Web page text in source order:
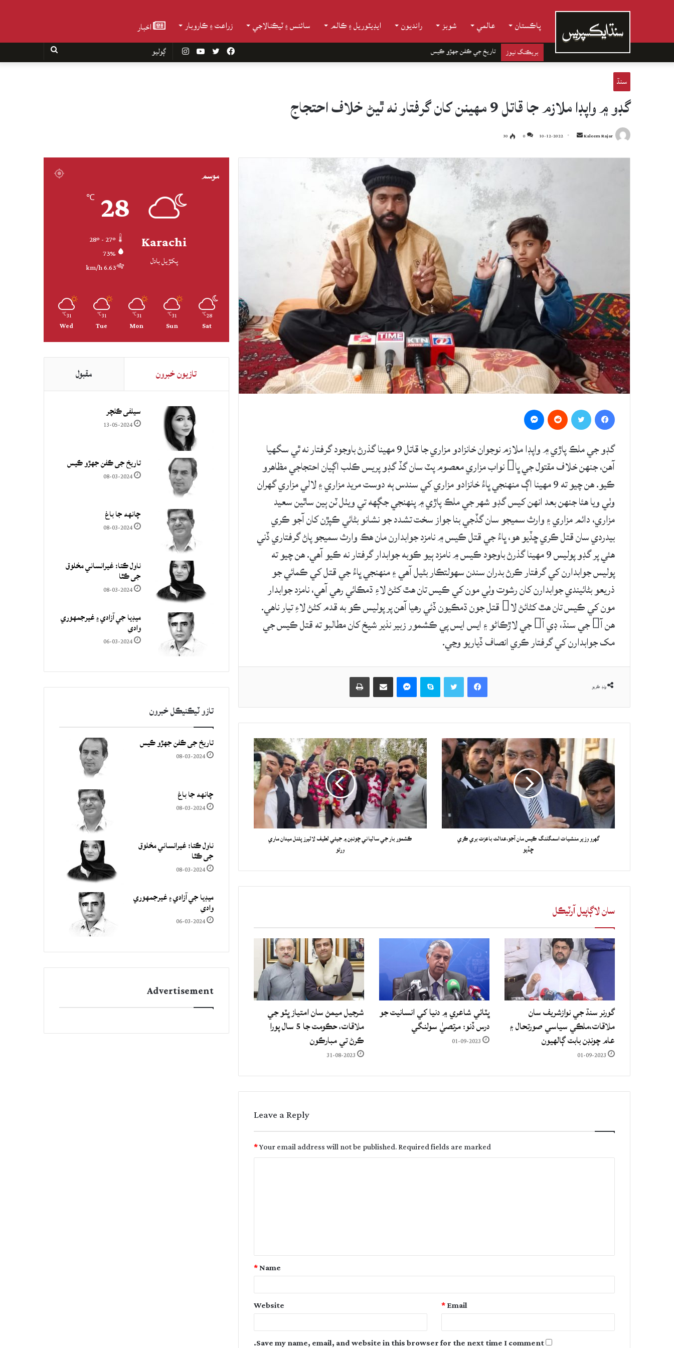
پاڪستان عالمي شوبز رانديون ايڊيٽوريل ۽ ڪالم سائنس ۽ ٽيڪنالاجي زراعت ۽ ڪاروبار اخبار
بريڪنگ نيوز تاريخ جي ڪفن جھڙو ڪيس InstagramYouTube Twitter
Facebook
سنڌ
گڊو ۾ واپڊا ملازم جا قاتل 9 مهينن کان گرفتار نه ٿيڻ خلاف احتجاج
Kaleem Rajar
Send
email
10-12-2022
0
30
گڊو جي ملڪ پاڙي ۾ واپڊا ملازم نوجوان خانزادو مزاري جا قاتل 9 مهينا گذرڻ باوجود گرفتار نه ٿي سگهيا
آهن، جنهن خلاف مقتول جي ڀا نواب مزاري معصوم پٽ سان گڏ گڊو پريس ڪلب اڳيان احتجاجي مظاهرو
ڪيو. هن چيو ته 9 مھينا اڳ منھنجي ڀاءُ خانزادو مزاري کي سندس ٻه دوست مريد مزاري ۽ لالي مزاري گھران
وٺي ويا ھئا جنهن بعد انھن کيس گڊو شھر جي ملڪ پاڙي ۾ پنهنجي جڳھه تي ويٺل ٽن ٻين ساٿين سعيد
مزاري، دائم مزاري ۽ وارث سميجو سان گڏجي بنا جواز سخت تشدد جو نشانو بڻائي ڪپڙن کان آجو ڪري
بيدردي سان قتل ڪري ڇڏيو هو، ڀاءُ جي قتل ڪيس ۾ نامزد جوابدارن مان ھڪ وارث سميجو پاڻ گرفتاري ڏني
ھئي پر گڊو پوليس 9 مھينا گذرڻ باوجود ڪيس ۾ نامزد ٻيو ڪوبه جوابدار گرفتار نه ڪيو آهي. هن چيو ته
پوليس جوابدارن کي گرفتار ڪرڻ بدران سندن سھولتڪار بڻيل آهي ۽ منھنجي ڀاءُ جي قتل کي ڪمائي جو
ذريعو بڻائيندي جوابدارن کان رشوت وٺي مون کي ڪيس تان هٿ کڻڻ لاءِ ڌمڪائي رھي آھي، نامزد جوابدار
مون کي ڪيس تان هٿ کڻائڻ لا قتل جون ڌمڪيون ڏئي رهيا آهن پر پوليس ڪو به قدم کڻڻ لاءِ تيار ناهي.
هن آ جي سنڌ، ڊي آ جي لاڙڪاڻو ۽ ايس ايس پي ڪشمور زبير نذير شيخ کان مطالبو ته قتل ڪيس جي
مک جوابدارن کي گرفتار ڪري انصاف ڏياريو وڃي.
ونڊ ڪريو
Facebook
Skype حصيداري ڪريو اي ميل ذريعي
گهرو وزير منشيات اسمگلنگ ڪيس مان آجو،عدالت باعزت بري ڪري
ڇڏيو
ڪشمور بار جي سالياني چونڊن ۾ جيئي لطيف لائيرز پئنل ميدان ماري
ورتو
سان لاڳاپيل آرٽيڪل
گورنر سنڌ جي نوازشريف سان
ملاقات،ملڪي سياسي صورتحال ۽
عام چونڊن بابت ڳالهيون
01-09-2023
ڀٽائي شاعري ۾ دنيا کي انسانيت جو
درس ڏنو: مرتصيٰ سولنگي
01-09-2023
شرجيل ميمڻ سان امتياز ڀٽو جي
ملاقات، حڪومت جا 5 سال پورا
ڪرڻ تي مبارڪون
31-08-2023
Leave a Reply
Your email address will not be published.Required fields are marked
*
t
Name
*
Email
*
Website
Save my name, email, and website in this browser for the next time I comment.
موسم
Karachi
پکڙيل بادل
28
℃
73%
6.63 km/h
28
℃
Sat
31
℃
Sun
31
℃
Mon
31
℃
Tue
31
℃
Wed
تازيون خبرون مقبول
سيلفي ڪلچر
13-05-2024
تاريخ جي ڪفن جھڙو ڪيس
08-03-2024
چانهه جا باغ
08-03-2024
ناول ڪتا: غيرانساني مخلوق
جي ڪٿا
08-03-2024
ميڊيا جي آزادي ۽ غيرجمھوري
وادي
06-03-2024
تازو ٽيڪنيڪل خبرون
تاريخ جي ڪفن جھڙو ڪيس
08-03-2024
چانهه جا باغ
08-03-2024
ناول ڪتا: غيرانساني مخلوق
جي ڪٿا
08-03-2024
ميڊيا جي آزادي ۽ غيرجمھوري
وادي
06-03-2024
Advertisement